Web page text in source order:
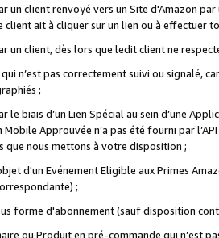
un client renvoyé vers un Site d'Amazon
client ait à cliquer sur un lien ou à
un client, dès lors que ledit client ne
n’est pas correctement suivi ou signalé,
;
le biais d’un Lien Spécial au sein d’une
Approuvée n’a pas été fourni par
que nous mettons à votre disposition ;
d'un Evénement Eligible aux Primes
;
forme d'abonnement (sauf disposition
ou Produit en pré-commande qui n’est